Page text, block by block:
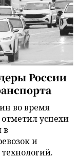
России
во время
успехи
в
и